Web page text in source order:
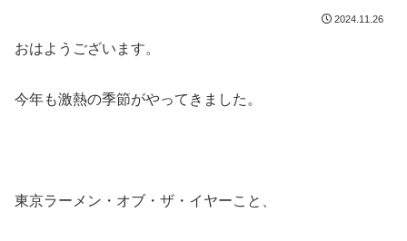
2024.11.26
おはようございます。
今年も激熱の季節がやってきました。
東京ラーメン・オブ・ザ・イヤーこと、